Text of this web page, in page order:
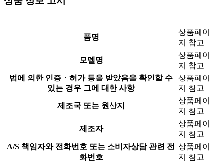
품명
상품페이
지 참고
모델명
상품페이
지 참고
법에 의한 인증ㆍ허가 등을 받았음을 확인할 수
있는 경우 그에 대한 사항
상품페이
지 참고
제조국 또는 원산지
상품페이
지 참고
제조자
상품페이
지 참고
A/S 책임자와 전화번호 또는 소비자상담 관련 전
화번호
상품페이
지 참고